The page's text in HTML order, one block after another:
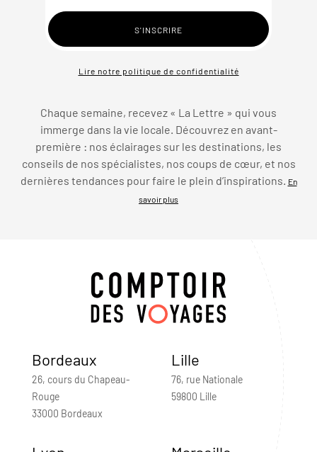
Lire notre politique de confidentialité
Chaque semaine, recevez « La Lettre » qui vous
immerge dans la vie locale. Découvrez en avant-
première : nos éclairages sur les destinations, les
conseils de nos spécialistes, nos coups de cœur, et nos
dernières tendances pour faire le plein d’inspirations.
En
savoir plus
Bordeaux
26, cours du Chapeau-
Rouge
33000 Bordeaux
Lille
76, rue Nationale
59800 Lille